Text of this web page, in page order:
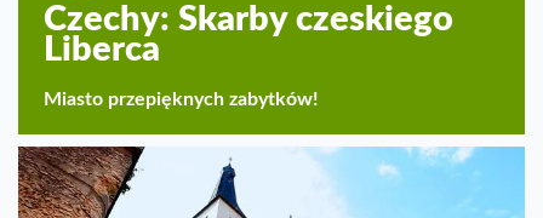
Czechy: Skarby czeskiego
Liberca
Miasto przepięknych zabytków!